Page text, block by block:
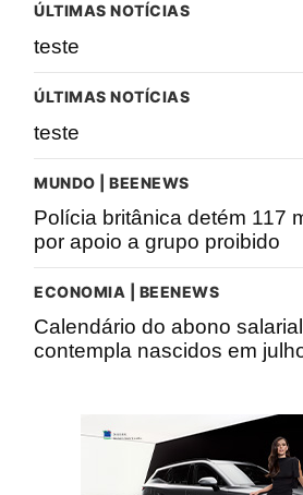
ÚLTIMAS NOTÍCIAS
teste
ÚLTIMAS NOTÍCIAS
teste
MUNDO | BEENEWS
Polícia britânica detém 117
por apoio a grupo proibido
ECONOMIA | BEENEWS
Calendário do abono
contempla nascidos em